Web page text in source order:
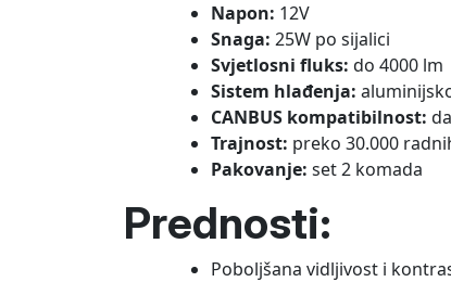
Napon: 12V
Snaga: 25W po sijalici
Svjetlosni fluks: do 4000 lm
Sistem hlađenja:
CANBUS kompatibilnost:
Trajnost: preko 30.000
Pakovanje: set 2 komada
Prednosti:
Poboljšana vidljivost i